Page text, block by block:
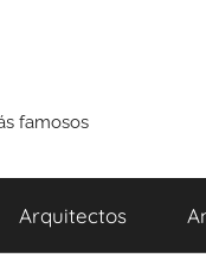
famosos
Arquitectos